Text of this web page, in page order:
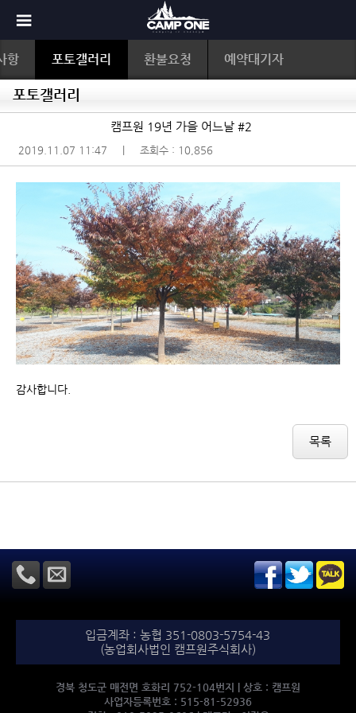
항 포토갤러리 환불요청 예약대기자
포토갤러리
캠프원 19년 가을 어느날 #2
2019.11.07 11:47 조회수 : 10,856
감사합니다.
목록
입금계좌 : 농협 351-0803-5754-43
(농업회사법인 캠프원주식회사)
경북 청도군 매전면 호화리 752-104번지 | 상호 : 캠프원
사업자등록번호 : 515-81-52936